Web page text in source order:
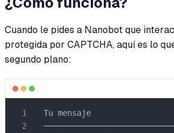
Cuando le pides a Nanobot que
protegida por CAPTCHA, aquí es lo
segundo plano:
Tu mensaje